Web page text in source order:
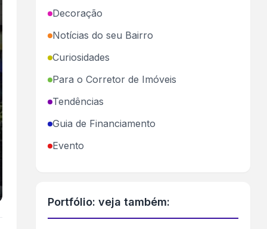
Decoração
Notícias do seu Bairro
Curiosidades
Para o Corretor de Imóveis
Tendências
Guia de Financiamento
Evento
Portfólio: veja também: